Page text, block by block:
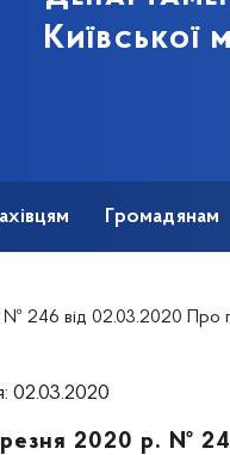
Київської
Громадянам
02.03.2020 Про посилення заходів з організації роботи
02.03.2020
2020 р. №